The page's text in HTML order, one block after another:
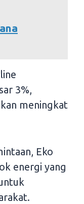
3%,
meningkat
Eko
energi yang